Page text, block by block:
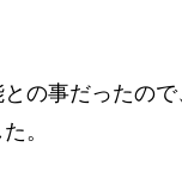
の事だったの
。